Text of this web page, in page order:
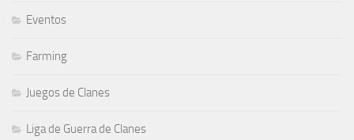
Eventos
Farming
Juegos de Clanes
Liga de Guerra de Clanes